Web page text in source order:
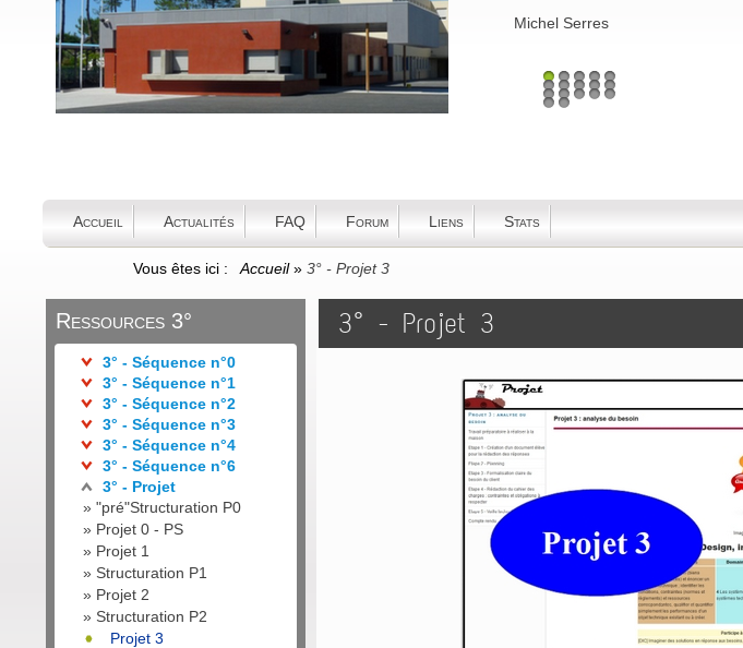
Antoine de St-Exupéry
1 2 3 4 5
6 7 8 9 10
11 12
Accueil Actualités FAQ Forum Liens Stats
Vous êtes ici : Accueil» 3° - Projet 3
Ressources 3°
3° - Séquence n°0
3° - Séquence n°1
3° - Séquence n°2
3° - Séquence n°3
3° - Séquence n°4
3° - Séquence n°6
3° - Projet
» "pré"Structuration P0
» Projet 0 - PS
» Projet 1
» Structuration P1
» Projet 2
» Structuration P2
Projet 3
3° - Projet 3